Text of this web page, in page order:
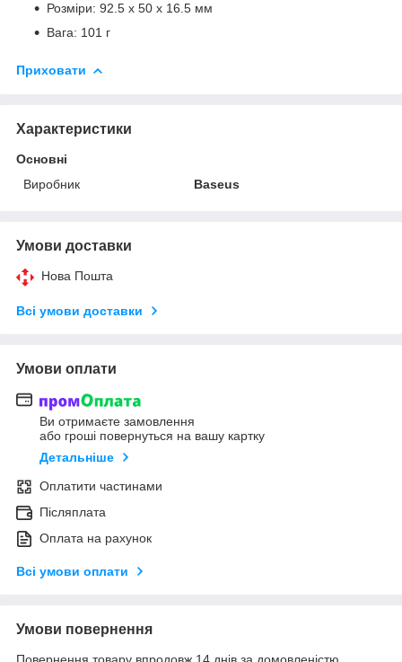
Розміри: 92.5 х 50 х 16.5 мм
Вага: 101 г
Приховати
Характеристики
Основні
Виробник
Baseus
Умови доставки
Нова Пошта
Всі умови доставки
Умови оплати
Ви отримаєте замовлення
або гроші повернуться на вашу картку
Детальніше
Оплатити частинами
Післяплата
Оплата на рахунок
Всі умови оплати
Умови повернення